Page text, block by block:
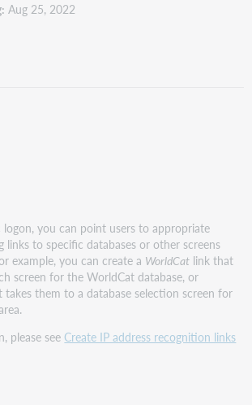
Aug 25, 2022
logon, you can point users to appropriate
links to specific databases or other screens
example, you can create a WorldCat link that
screen for the WorldCat database, or
takes them to a database selection screen for
please see Create IP address recognition links